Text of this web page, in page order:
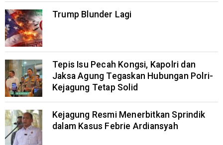
Trump Blunder Lagi
Tepis Isu Pecah Kongsi, Kapolri dan
Jaksa Agung Tegaskan Hubungan Polri-
Kejagung Tetap Solid
Kejagung Resmi Menerbitkan Sprindik
dalam Kasus Febrie Ardiansyah